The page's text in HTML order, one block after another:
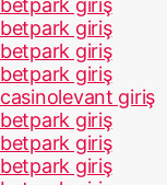
betpark giriş
betpark giriş
betpark giriş
betpark giriş
casinolevant giriş
betpark giriş
betpark giriş
betpark giriş